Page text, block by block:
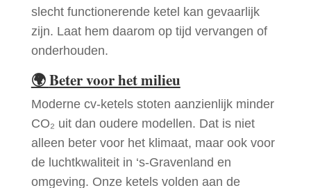
slecht functionerende ketel kan gevaarlijk
zijn. Laat hem daarom op tijd vervangen of
onderhouden.
🌍Beter voor het milieu
Moderne cv-ketels stoten aanzienlijk minder
CO₂ uit dan oudere modellen. Dat is niet
alleen beter voor het klimaat, maar ook voor
de luchtkwaliteit in ‘s-Gravenland en
omgeving. Onze ketels volden aan de